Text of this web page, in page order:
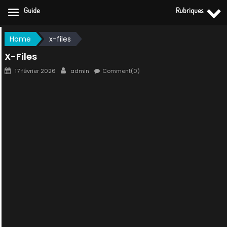
Skip
to
content
Home x-files
X-Files
Posted
17 février 2026 Author
admin Comment(0)
Guide Rubriques